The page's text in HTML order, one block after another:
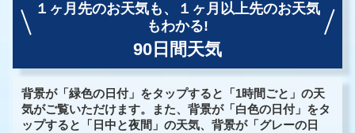
１ヶ月先のお天気も、
１ヶ月以上先のお天気
もわかる!
90日間天気
背景が「緑色の日付」をタップすると「1時間ごと」の天
気がご覧いただけます。また、背景が「白色の日付」をタ
ップすると「日中と夜間」の天気、背景が「グレーの日